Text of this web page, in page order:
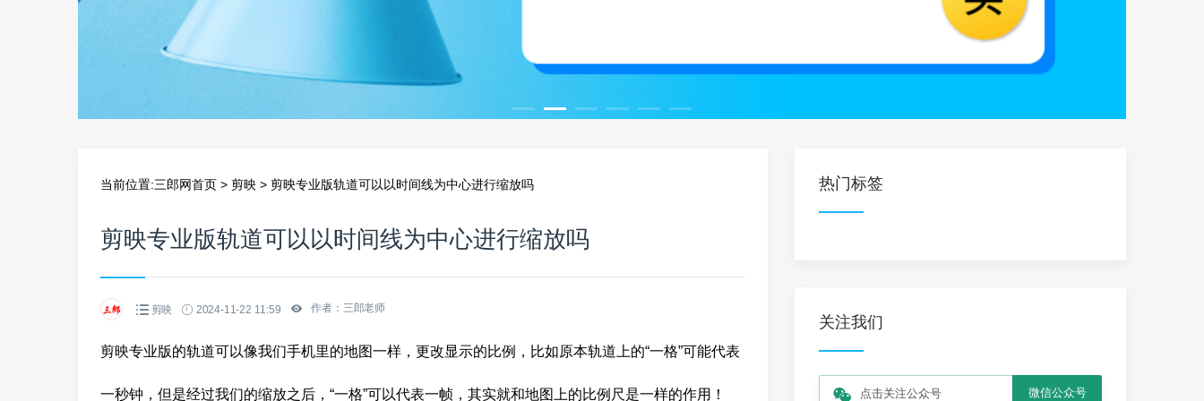
当前位置:三郎网首页 > 剪映 > 剪映专业版轨道可以以时间线为中心进行缩放吗
剪映专业版轨道可以以时间线为中心进行缩放吗
剪映 2024-11-22 11:59 作者：三郎老师
剪映专业版的轨道可以像我们手机里的地图一样，更改显示的比例，比如原本轨道上的“一格”可能代表
一秒钟，但是经过我们的缩放之后，“一格”可以代表一帧，其实就和地图上的比例尺是一样的作用！
热门标签
关注我们
点击关注公众号 微信公众号